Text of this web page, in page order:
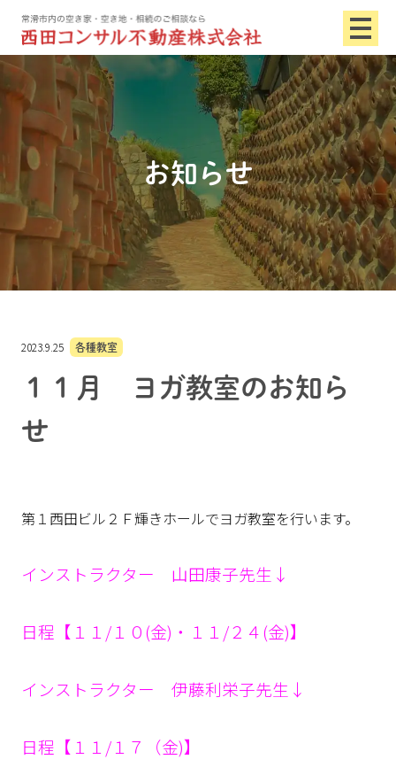
お知らせ
2023.9.25 各種教室
１１月 ヨガ教室のお知ら
せ
第１西田ビル２Ｆ輝きホールでヨガ教室を行います。
インストラクター 山田康子先生↓
日程【１１/１０(金)・１１/２４(金)】
インストラクター 伊藤利栄子先生↓
日程【１１/１７（金)】